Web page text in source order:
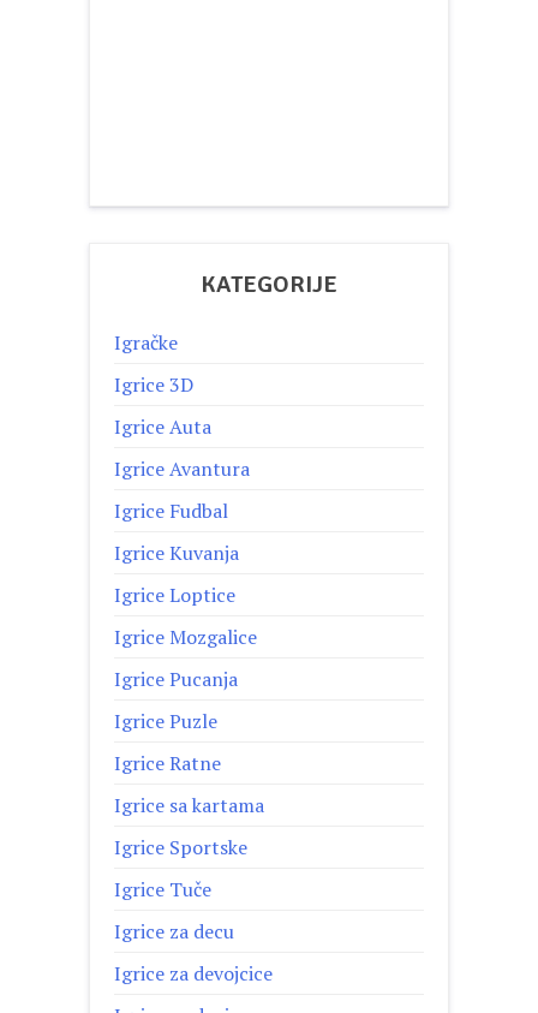
KATEGORIJE
Igračke
Igrice 3D
Igrice Auta
Igrice Avantura
Igrice Fudbal
Igrice Kuvanja
Igrice Loptice
Igrice Mozgalice
Igrice Pucanja
Igrice Puzle
Igrice Ratne
Igrice sa kartama
Igrice Sportske
Igrice Tuče
Igrice za decu
Igrice za devojcice